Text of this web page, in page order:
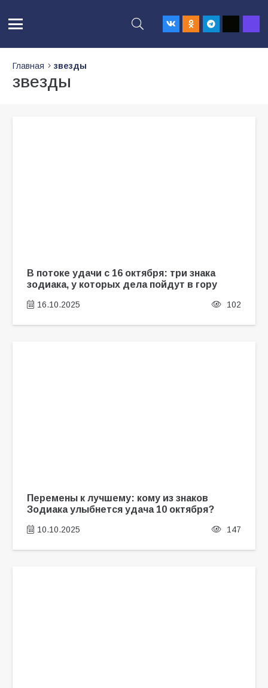
Главная звезды
звезды
В потоке удачи с 16 октября: три знака
зодиака, у которых дела пойдут в гору
16.10.2025 102
Перемены к лучшему: кому из знаков
Зодиака улыбнется удача 10 октября?
10.10.2025 147